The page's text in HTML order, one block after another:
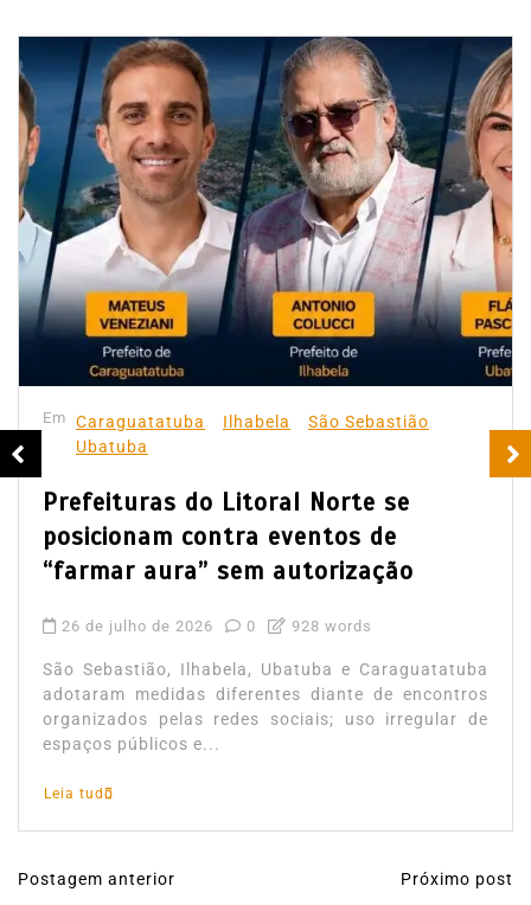
Em Caraguatatuba Ilhabela
São Sebastião
Ubatuba
Prefeituras do Litoral Norte se
posicionam contra eventos de
“farmar aura” sem autorização
26 de julho de 2026 0 928 words
São Sebastião, Ilhabela, Ubatuba e Caraguatatuba
adotaram medidas diferentes diante de encontros
organizados pelas redes sociais; uso irregular de
espaços públicos e...
Leia tudo
N
Postagem anterior Próximo post